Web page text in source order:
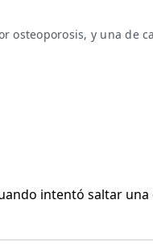
osteoporosis, y una de
intentó saltar una